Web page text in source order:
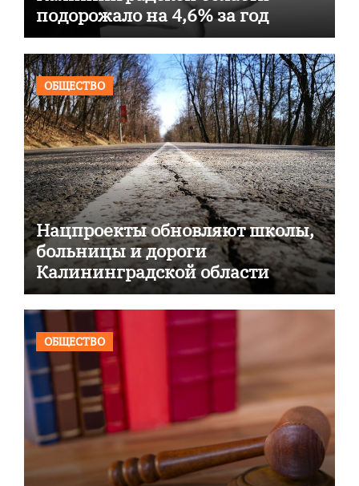
подорожало на 4,6% за год
ОБЩЕСТВО
Нацпроекты обновляют школы,
больницы и дороги
Калининградской области
ОБЩЕСТВО